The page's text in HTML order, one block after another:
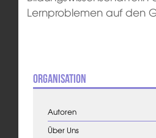
Lernproblemen auf den
Organisation
Autoren
Über Uns